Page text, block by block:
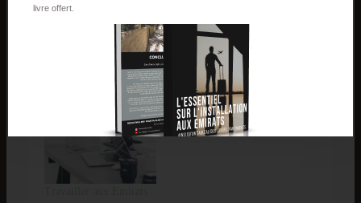
5 raisons de faire la
Emirats (Partie 1) :
Dans "Installation &
La scolarisation aux
Emirats :
Dans "Installation &
administratif"
livre offert.